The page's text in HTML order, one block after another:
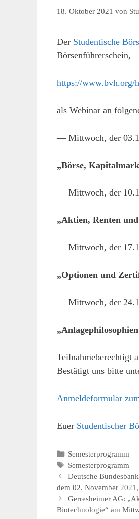
18. Oktober 2021 von
Der Studentische
Börsenführerschein,
https://www.bvh.org/
als Webinar an
— Mittwoch, der
„Börse,
— Mittwoch, der
„Aktien, Renten
— Mittwoch, der
„Optionen und
— Mittwoch, der
Teilnahmeberechtigt
Bestätigt uns bitte
Anmeldeformular
Euer Studentischer
Kategorien
Semesterprogramm
Schlagwörter
Semesterprogramm
Deutsche
dem 02. November
Gerresheimer AG:
Biotechnologie“ am